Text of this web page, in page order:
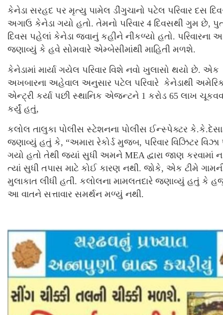
કેનેડા સરહદ પર મૃત્યુ પામેલ ડીંગુચાનો પટેલ પરિવાર દસ
અગાઉ કેનેડા ગયો હતો. તેમનો પરિવાર 4 દિવસથી ગુમ છે,
દિવસ પહેલાં કેનેડા જવાનું કહીને નીકળ્યો હતો.
જણાવ્યું કે હવે સોમવારે એમ્બેસીમાંથી માહિતી મળશે.
કેનેડામાં માર્યા ગયેલ પરિવાર વિશે નવો ખુલાસો થયો છે. એક
અખબારના અહેવાલ અનુસાર પટેલ પરિવારે કેનેડાથી અમેરિકા
એન્ટ્રી કર્યા પછી સ્થાનિક એજન્ટને 1 કરોડ 65 લાખ
કર્યું હતું,
કલોલ તાલુકા પોલીસ સ્ટેશનના પોલીસ ઈન્સ્પેક્ટર
જણાવ્યું હતું કે, “અમારા રેકોર્ડ મુજબ, પરિવાર વિઝિટર વિઝા
ગયો હતો તેથી જ્યાં સુધી અમને MEA દ્વારા જાણ કરવામાં
ત્યાં સુધી તપાસ માટે કોઈ કારણ નથી. જોકે, એક ટીમે
મુલાકાત લીધી હતી. કલોલના મામલતદારે જણાવ્યું હતું કે
આ વાતને સત્તાવાર સમર્થન મળ્યું નથી.